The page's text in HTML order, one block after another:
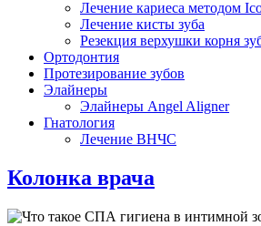
Лечение кариеса методом
Лечение кисты зуба
Резекция верхушки корня
Ортодонтия
Протезирование зубов
Элайнеры
Элайнеры Angel Aligner
Гнатология
Лечение ВНЧС
Колонка врача